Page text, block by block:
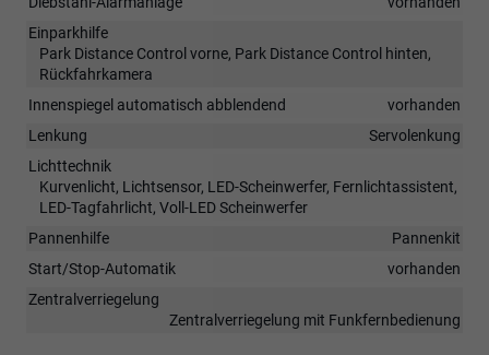
Einparkhilfe
Park Distance Control vorne, Park Distance Control hinten,
Rückfahrkamera
Innenspiegel automatisch abblendend
vorhanden
Lenkung
Servolenkung
Lichttechnik
Kurvenlicht, Lichtsensor, LED-Scheinwerfer, Fernlichtassistent,
LED-Tagfahrlicht, Voll-LED Scheinwerfer
Pannenhilfe
Pannenkit
Start/Stop-Automatik
vorhanden
Zentralverriegelung
Zentralverriegelung mit Funkfernbedienung